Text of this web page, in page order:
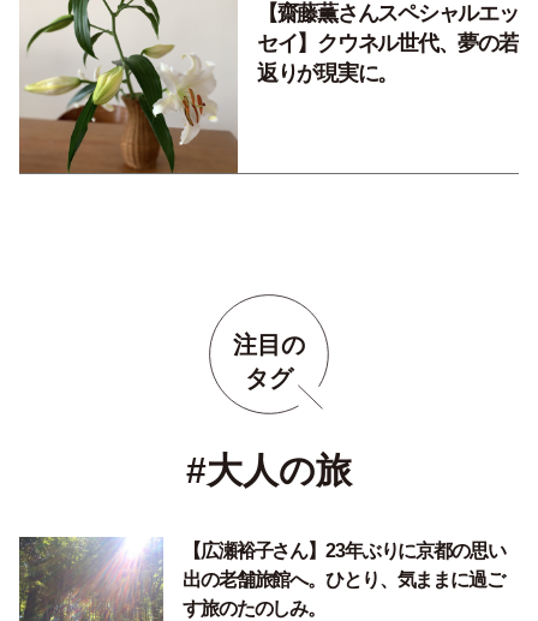
【齋藤薫さんスペシャルエッ
セイ】クウネル世代、夢の若
返りが現実に。
注目の
タグ
#大人の旅
【広瀬裕子さん】23年ぶりに京都の思い
出の老舗旅館へ。ひとり、気ままに過ご
す旅のたのしみ。